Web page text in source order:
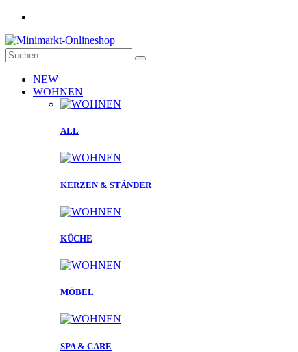
NEW
WOHNEN
ALL
KERZEN & STÄNDER
KÜCHE
MÖBEL
SPA & CARE